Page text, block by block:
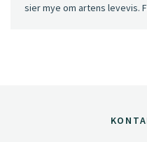
sier mye om artens levevis.